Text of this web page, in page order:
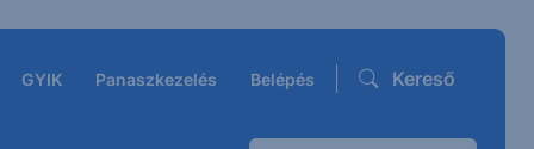
GYIK Panaszkezelés Belépés Kereső